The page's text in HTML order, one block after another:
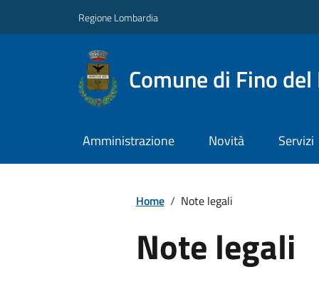
Regione Lombardia
Comune di Fino
Amministrazione Novità Servizi
Home / Note legali
Note legali